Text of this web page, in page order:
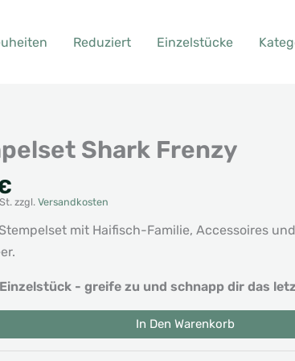
Reduziert Einzelstücke
Shark Frenzy
zzgl. Versandkosten
mit Haifisch-Familie, Accessoires
- greife zu und schnapp dir das
In Den Warenkorb